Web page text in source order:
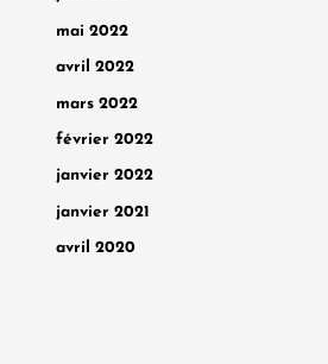
mai 2022
avril 2022
mars 2022
février 2022
janvier 2022
janvier 2021
avril 2020